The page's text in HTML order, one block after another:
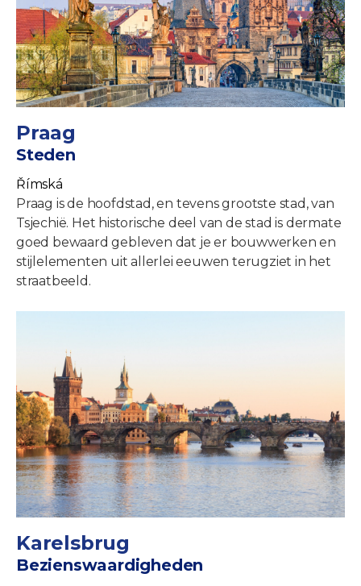
Praag
Steden
Římská
Praag is de hoofdstad, en tevens grootste stad, van
Tsjechië. Het historische deel van de stad is dermate
goed bewaard gebleven dat je er bouwwerken en
stijlelementen uit allerlei eeuwen terugziet in het
straatbeeld.
Karelsbrug
Bezienswaardigheden